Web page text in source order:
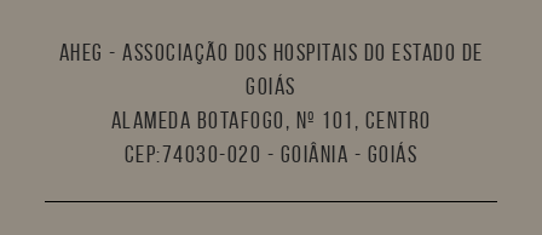
AHEG - Associação dos Hospitais do Estado de
Goiás
Alameda Botafogo, nº 101, Centro
CEP:74030-020 - Goiânia - Goiás